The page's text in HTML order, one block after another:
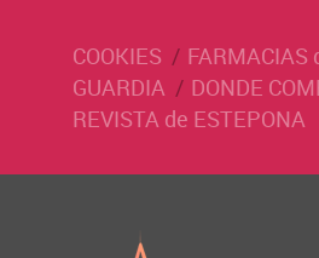
COOKIES
FARMACIAS
GUARDIA
DONDE
REVISTA de ESTEPONA